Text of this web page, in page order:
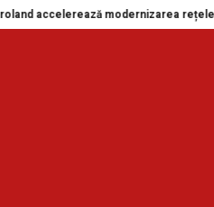
accelerează modernizarea rețelei